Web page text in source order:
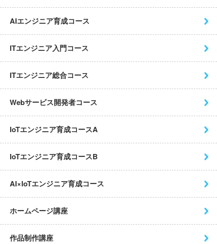
AIエンジニア育成コース
ITエンジニア入門コース
ITエンジニア総合コース
Webサービス開発者コース
IoTエンジニア育成コースA
IoTエンジニア育成コースB
AI×IoTエンジニア育成コース
ホームページ講座
作品制作講座